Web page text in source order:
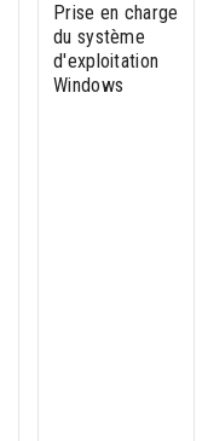
Prise en charge
du système
d'exploitation
Windows